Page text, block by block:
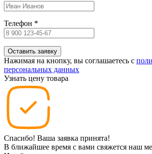
Телефон *
Нажимая на кнопку, вы соглашаетесь c
персональных данных
Узнать цену товара
Спасибо! Ваша заявка принята!
В ближайшее время с вами свяжется наш